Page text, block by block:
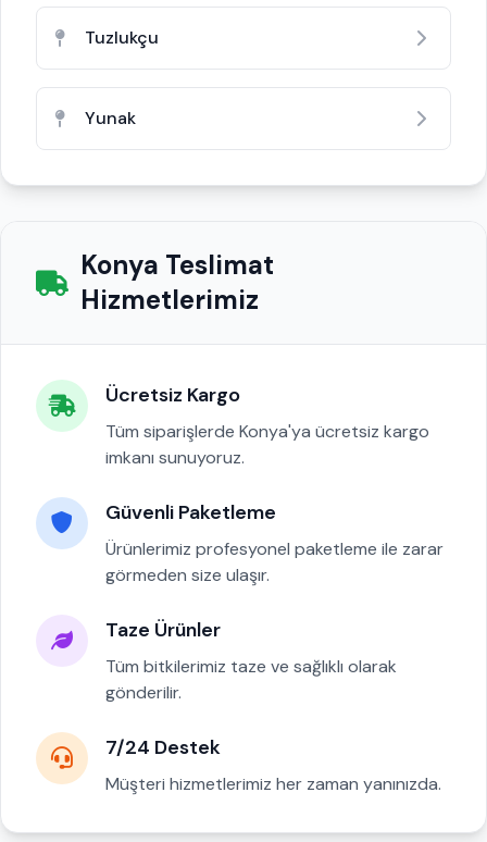
Tuzlukçu
Yunak
Konya Teslimat
Hizmetlerimiz
Ücretsiz Kargo
Tüm siparişlerde Konya'ya ücretsiz kargo
imkanı sunuyoruz.
Güvenli Paketleme
Ürünlerimiz profesyonel paketleme ile zarar
görmeden size ulaşır.
Taze Ürünler
Tüm bitkilerimiz taze ve sağlıklı olarak
gönderilir.
7/24 Destek
Müşteri hizmetlerimiz her zaman yanınızda.